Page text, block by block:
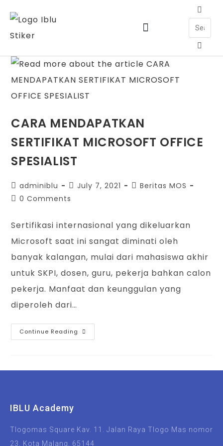
CARA MENDAPATKAN
SERTIFIKAT MICROSOFT OFFICE
SPESIALIST
adminiblu July 7, 2021
Beritas MOS
0 Comments
Sertifikasi internasional yang dikeluarkan
Microsoft saat ini sangat diminati oleh
banyak kalangan, mulai dari mahasiswa akhir
untuk SKPI, dosen, guru, pekerja bahkan calon
pekerja. Manfaat dan keunggulan yang
diperoleh dari…
Continue Reading
IBLU Academy
Tlogomas Square Kav. 11. Jalan Raya Tlogo Mas nomor
23, Kota Malang, 65144